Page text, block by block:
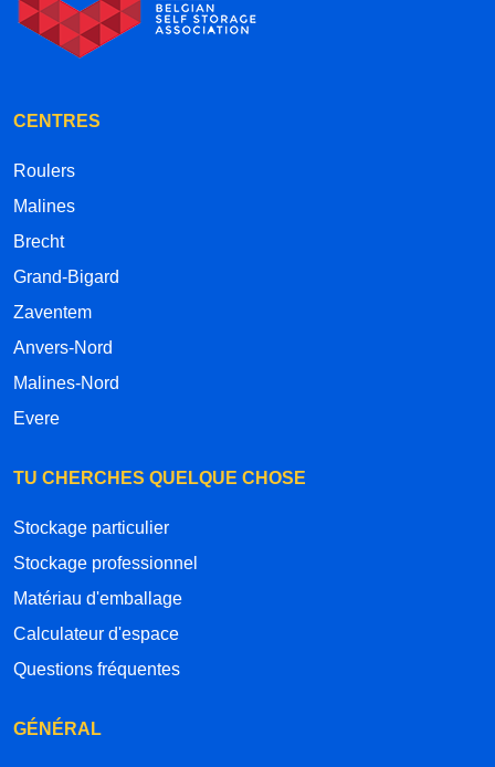
CENTRES
Roulers
Malines
Brecht
Grand-Bigard
Zaventem
Anvers-Nord
Malines-Nord
Evere
TU CHERCHES QUELQUE CHOSE
Stockage particulier
Stockage professionnel
Matériau d'emballage
Calculateur d'espace
Questions fréquentes
GÉNÉRAL